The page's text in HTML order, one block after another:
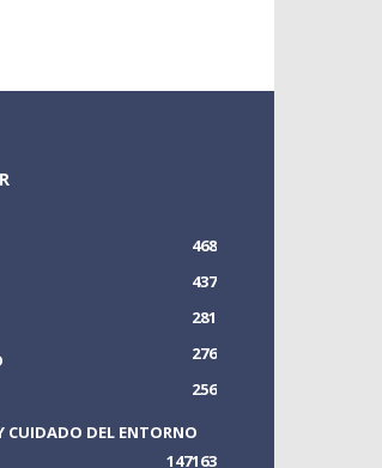
468
437
281
276
256
CUIDADO DEL ENTORNO
163
147